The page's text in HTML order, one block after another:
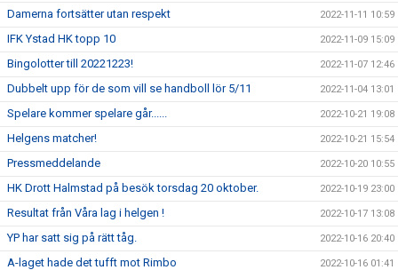
Damerna fortsätter utan respekt 2022-11-11 10:59
IFK Ystad HK topp 10 2022-11-09 15:09
Bingolotter till 20221223! 2022-11-07 12:46
Dubbelt upp för de som vill se handboll lör 5/11 2022-11-04 13:01
Spelare kommer spelare går...... 2022-10-21 19:08
Helgens matcher! 2022-10-21 15:54
Pressmeddelande 2022-10-20 10:55
HK Drott Halmstad på besök torsdag 20 oktober. 2022-10-19 23:00
Resultat från Våra lag i helgen ! 2022-10-17 13:08
YP har satt sig på rätt tåg. 2022-10-16 20:40
A-laget hade det tufft mot Rimbo 2022-10-16 01:41